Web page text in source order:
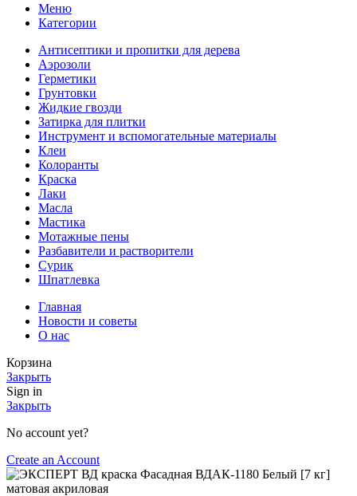
Меню
Категории
Антисептики и пропитки для дерева
Аэрозоли
Герметики
Грунтовки
Жидкие гвозди
Затирка для плитки
Инструмент и вспомогательные материалы
Клеи
Колоранты
Краска
Лаки
Масла
Мастика
Мотажные пены
Разбавители и растворители
Сурик
Шпатлевка
Главная
Новости и советы
О нас
Корзина
Закрыть
Sign in
Закрыть
No account yet?
Create an Account